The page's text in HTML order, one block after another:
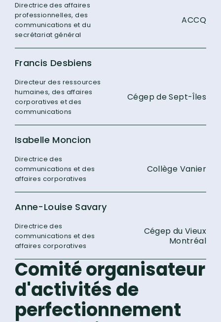
Directrice des affaires
professionnelles, des
communications et du
secrétariat général
ACCQ
Francis Desbiens
Directeur des ressources
humaines, des affaires
corporatives et des
communications
Cégep de Sept-Îles
Isabelle Moncion
Directrice des
communications et des
affaires corporatives
Collège Vanier
Anne-Louise Savary
Directrice des
communications et des
affaires corporatives
Cégep du Vieux
Montréal
Comité organisateur
d'activités de
perfectionnement